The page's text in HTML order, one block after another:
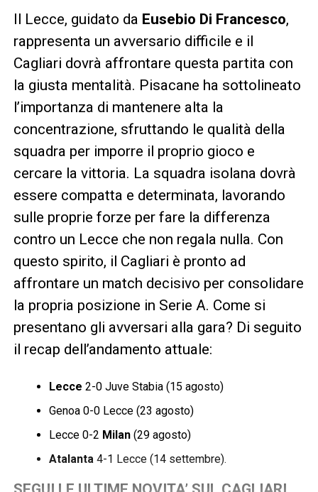
Il Lecce, guidato da Eusebio Di Francesco,
rappresenta un avversario difficile e il
Cagliari dovrà affrontare questa partita con
la giusta mentalità. Pisacane ha sottolineato
l’importanza di mantenere alta la
concentrazione, sfruttando le qualità della
squadra per imporre il proprio gioco e
cercare la vittoria. La squadra isolana dovrà
essere compatta e determinata, lavorando
sulle proprie forze per fare la differenza
contro un Lecce che non regala nulla. Con
questo spirito, il Cagliari è pronto ad
affrontare un match decisivo per consolidare
la propria posizione in Serie A. Come si
presentano gli avversari alla gara? Di seguito
il recap dell’andamento attuale:
Lecce 2-0 Juve Stabia (15 agosto)
Genoa 0-0 Lecce (23 agosto)
Lecce 0-2 Milan(29 agosto)
Atalanta4-1 Lecce (14 settembre).